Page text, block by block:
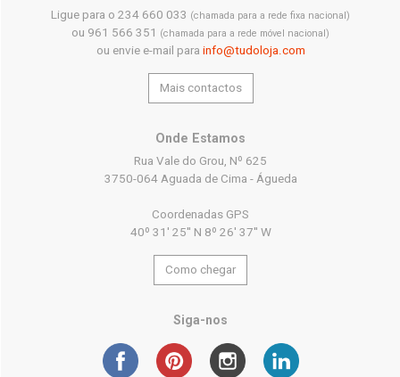
Ligue para o 234 660 033 (chamada para a rede fixa nacional)
ou 961 566 351 (chamada para a rede móvel nacional)
ou envie e-mail para info@tudoloja.com
Mais contactos
Onde Estamos
Rua Vale do Grou, Nº 625
3750-064 Aguada de Cima - Águeda
Coordenadas GPS
40º 31' 25'' N 8º 26' 37'' W
Como chegar
Siga-nos